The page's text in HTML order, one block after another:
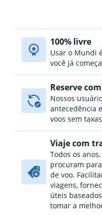
100% livre
Usar o Mundi
você já
Reserve
Nossos
antecedência
voos sem
Viaje com
Todos os
procuram
de voo.
viagens,
úteis
tomar a